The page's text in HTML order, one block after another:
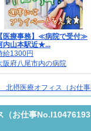
【医療事務】≪病院で受付≫
内山本駅近★...
給1300円
阪府八尾市内の病院
摂医療オフィス（お仕
お仕事